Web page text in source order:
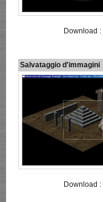
Download :
Salvataggio d'immagini
Download :